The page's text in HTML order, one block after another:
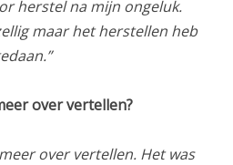
herstel na mijn ongeluk.
maar het herstellen heb
over vertellen?
over vertellen. Het was